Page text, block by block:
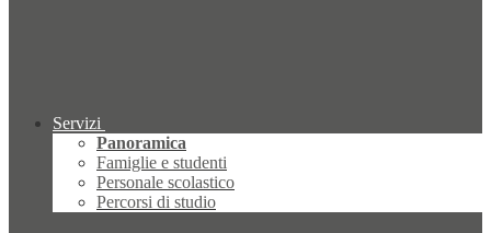
Servizi
Panoramica
Famiglie e studenti
Personale scolastico
Percorsi di studio